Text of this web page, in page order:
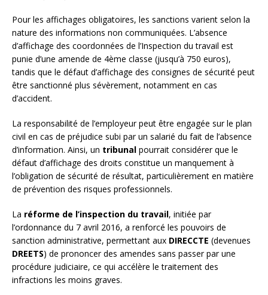
Pour les affichages obligatoires, les sanctions varient selon la
nature des informations non communiquées. L’absence
d’affichage des coordonnées de l’Inspection du travail est
punie d’une amende de 4ème classe (jusqu’à 750 euros),
tandis que le défaut d’affichage des consignes de sécurité peut
être sanctionné plus sévèrement, notamment en cas
d’accident.
La responsabilité de l’employeur peut être engagée sur le plan
civil en cas de préjudice subi par un salarié du fait de l’absence
d’information. Ainsi, un tribunal pourrait considérer que le
défaut d’affichage des droits constitue un manquement à
l’obligation de sécurité de résultat, particulièrement en matière
de prévention des risques professionnels.
La réforme de l’inspection du travail, initiée par
l’ordonnance du 7 avril 2016, a renforcé les pouvoirs de
sanction administrative, permettant aux DIRECCTE (devenues
DREETS) de prononcer des amendes sans passer par une
procédure judiciaire, ce qui accélère le traitement des
infractions les moins graves.